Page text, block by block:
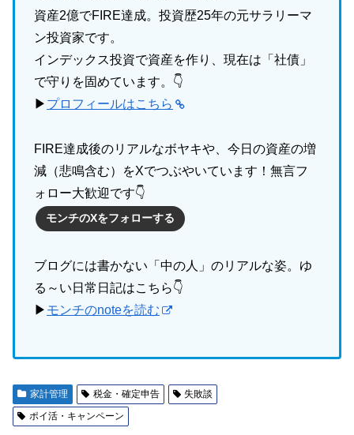
資産2億でFIRE達成。投資歴25年の元サラリーマ
ン投資家です。
インデックス投資で資産を作り、現在は「社債」
で守りを固めています。👇
▶ プロフィールはこちら
FIRE達成後のリアルなボヤキや、今日の資産の増
減（悲鳴含む）をXでつぶやいています！無言フ
ォロー大歓迎です👇
モンチのXをフォローする
ブログには書かない「中の人」のリアルな姿。ゆ
る～い日常日記はこちら👇
▶ モンチのnoteを読む
家計管理 税金・確定申告
失敗談
ポイ活・キャンペーン